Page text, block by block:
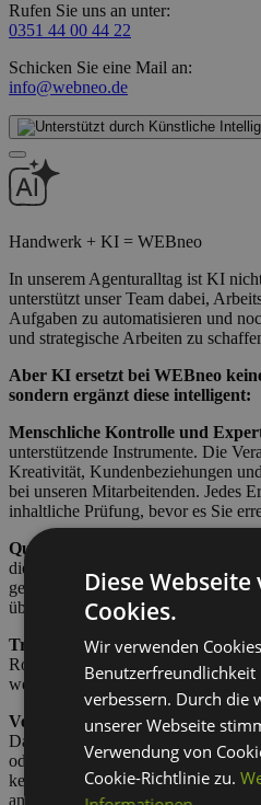
Rufen Sie uns an unter:
0351 44 00 44 22
Schicken Sie eine Mail an:
info@webneo.de
Handwerk + KI = WEBneo
In unserem Agenturalltag ist KI
unterstützt unser Team dabei,
Aufgaben zu automatisieren und
und strategische Arbeiten zu
Aber KI ersetzt bei WEBneo
sondern ergänzt diese intelligent:
Menschliche Kontrolle und
unterstützende Instrumente. Die
Kreativität, Kundenbeziehungen
bei unseren Mitarbeitenden. Jedes
inhaltliche Prüfung, bevor es Sie
Qualität und Relevanz.
Der
die Qualität und Relevanz unserer
gestützte Inhalte und Analysen
übernommen, sondern an unseren
Transparenz. Wir kommunizieren
Rolle in einer Leistung spielt. Auf
welchen Stellen und in welchem
Verantwortungsvoller Umgang
Daten hat für uns Priorität. Wir
oder vertraulichen Informationen in
keine entsprechende vertragliche
an die geltenden
Diese
Cookies.
Wir verwenden
Benutzerfreundlichkeit
verbessern. Durch die
unserer Webseite
Verwendung von
Cookie-Richtlinie zu.